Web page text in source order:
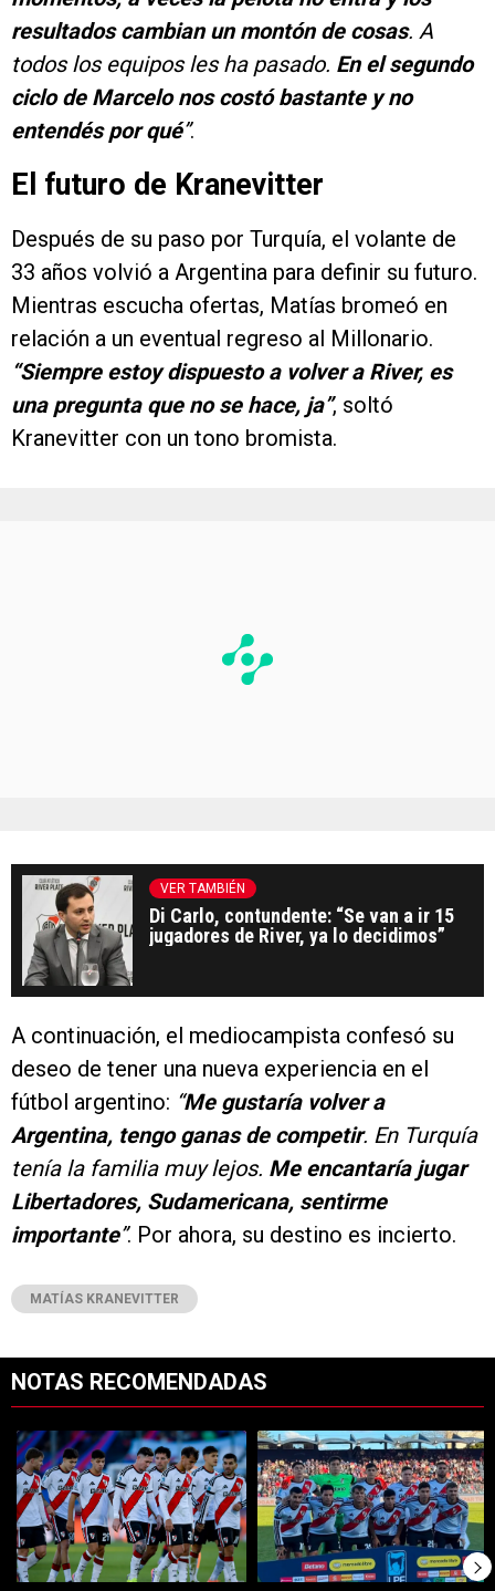
resultados cambian un montón de cosas. A
todos los equipos les ha pasado. En el segundo
ciclo de Marcelo nos costó bastante y no
entendés por qué”.
El futuro de Kranevitter
Después de su paso por Turquía, el volante de
33 años volvió a Argentina para definir su futuro.
Mientras escucha ofertas, Matías bromeó en
relación a un eventual regreso al Millonario.
“Siempre estoy dispuesto a volver a River, es
una pregunta que no se hace, ja”, soltó
Kranevitter con un tono bromista.
VER TAMBIÉN
Di Carlo, contundente: “Se van a ir 15
jugadores de River, ya lo decidimos”
A continuación, el mediocampista confesó su
deseo de tener una nueva experiencia en el
fútbol argentino: “Me gustaría volver a
Argentina, tengo ganas de competir. En Turquía
tenía la familia muy lejos. Me encantaría jugar
Libertadores, Sudamericana, sentirme
importante”. Por ahora, su destino es incierto.
MATÍAS KRANEVITTER
NOTAS RECOMENDADAS
Un artículo de tendencia con el título "Cómo salió River vs. Tigre
Un artículo de tendencia con el